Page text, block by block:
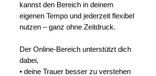
kannst den Bereich in deinem
eigenen Tempo und jederzeit flexibel
nutzen – ganz ohne Zeitdruck.
Der Online-Bereich unterstützt dich
dabei,
• deine Trauer besser zu verstehen